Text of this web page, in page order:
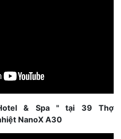
Hotel & Spa " tại 39 Thợ
NanoX A30